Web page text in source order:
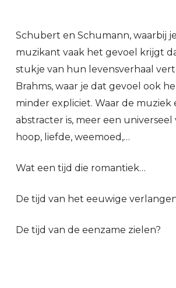
Schubert en Schumann, waarbij
muzikant vaak het gevoel krijgt
stukje van hun levensverhaal
Brahms, waar je dat gevoel ook
minder expliciet. Waar de muziek
abstracter is, meer een universeel
hoop, liefde, weemoed,…
Wat een tijd die romantiek…
De tijd van het eeuwige
De tijd van de eenzame zielen?